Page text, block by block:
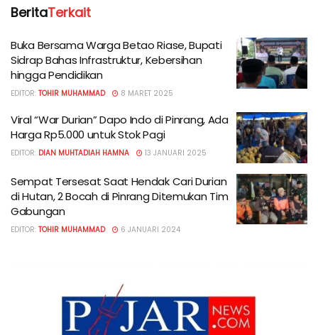
BeritaTerkait
Buka Bersama Warga Betao Riase, Bupati
Sidrap Bahas Infrastruktur, Kebersihan
hingga Pendidikan
EDITOR: TOHIR MUHAMMAD 8 MARET 2025
Viral “War Durian” Dapo Indo di Pinrang, Ada
Harga Rp5.000 untuk Stok Pagi
EDITOR: DIAN MUHTADIAH HAMNA 13 JANUARI 2025
Sempat Tersesat Saat Hendak Cari Durian
di Hutan, 2 Bocah di Pinrang Ditemukan Tim
Gabungan
EDITOR: TOHIR MUHAMMAD 6 JANUARI 2024